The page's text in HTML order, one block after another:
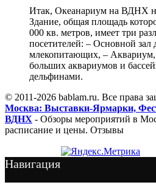
Итак, Океанариум на ВДНХ
Здание, общая площадь
000 кв. метров, имеет три
посетителей: – Основной
млекопитающих, – Аквариум,
больших аквариумов и
дельфинами.
© 2011-2026 bablam.ru. Все права
Москва: Выставки-Ярмарки,
ВДНХ - Обзоры мероприятий в
расписание и цены. Отзывы
Навигация